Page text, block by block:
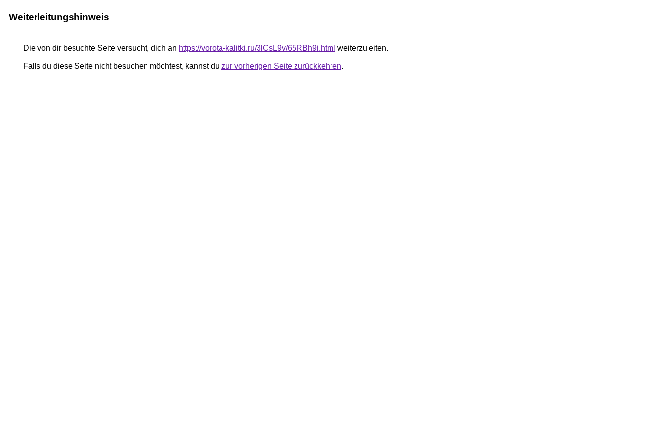
Weiterleitungshinweis
Die von dir besuchte Seite versucht, dich an https://vorota-kalitki.ru/3lCsL9v/65RBh9i.html weiterzuleiten.
Falls du diese Seite nicht besuchen möchtest, kannst du zur vorherigen Seite zurückkehren.